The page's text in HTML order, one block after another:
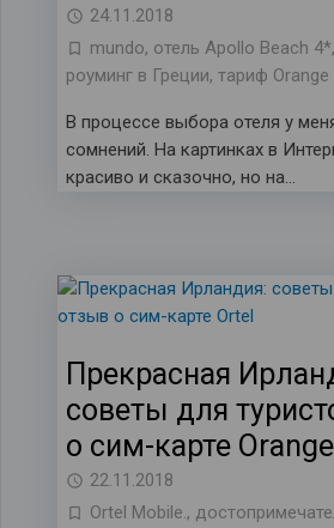
24.11.2018
mundo, отель Apollo Beach 4*,
роуминг в Греции, тариф Orange
В процессе выбора отеля у
сомнений. На картинках в
красиво и сказочно, но на…
Прекрасная
советы для
о сим-карте Orange
22.11.2018
Ortel Mobile.,